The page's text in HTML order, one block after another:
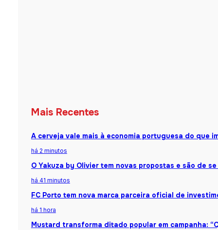
Mais Recentes
A cerveja vale mais à economia portuguesa do que
há 2 minutos
O Yakuza by Olivier tem novas propostas e são de
há 41 minutos
FC Porto tem nova marca parceira oficial de
há 1 hora
Mustard transforma ditado popular em campanha: